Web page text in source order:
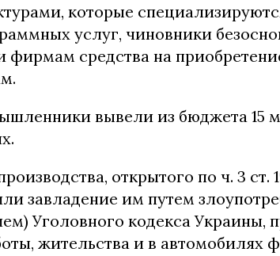
которые
услуг, чиновники
фирмам средства на
вывели из бюджета 15
открытого по ч. 3 ст.
завладение им путем
Уголовного кодекса Украины,
жительства и в автомобилях